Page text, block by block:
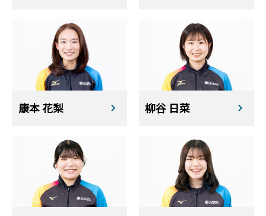
康本 花梨 柳谷 日菜